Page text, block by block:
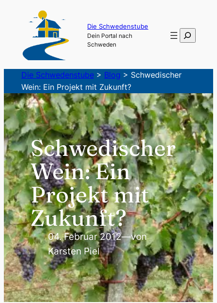
springen
Die Schwedenstube
Dein Portal nach
Schweden
Suchen
Die Schwedenstube> Blog > Schwedischer
Wein: Ein Projekt mit Zukunft?
Schwedischer
Wein: Ein
Projekt mit
Zukunft?
04. Februar 2012—von
Karsten Piel